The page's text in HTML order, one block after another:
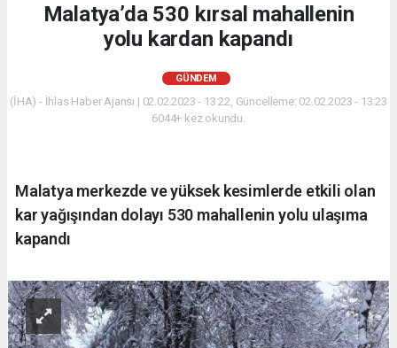
Malatya’da 530 kırsal mahallenin
yolu kardan kapandı
GÜNDEM
(İHA) - İhlas Haber Ajansı | 02.02.2023 - 13:22, Güncelleme: 02.02.2023 - 13:23
6044+ kez okundu.
Malatya merkezde ve yüksek kesimlerde etkili olan
kar yağışından dolayı 530 mahallenin yolu ulaşıma
kapandı